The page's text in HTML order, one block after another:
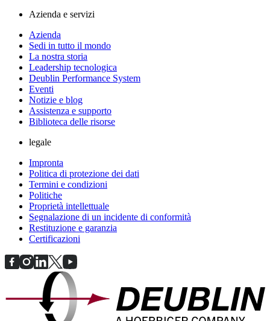
Azienda e servizi
Azienda
Sedi in tutto il mondo
La nostra storia
Leadership tecnologica
Deublin Performance System
Eventi
Notizie e blog
Assistenza e supporto
Biblioteca delle risorse
legale
Impronta
Politica di protezione dei dati
Termini e condizioni
Politiche
Proprietà intellettuale
Segnalazione di un incidente di conformità
Restituzione e garanzia
Certificazioni